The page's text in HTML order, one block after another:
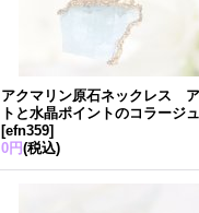
アクマリン原石ネックレス
トと水晶ポイントのコラージュ
[efn359]
0円(税込)